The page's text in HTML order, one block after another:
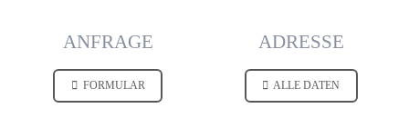
ANFRAGE
FORMULAR
ADRESSE
ALLE DATEN